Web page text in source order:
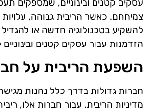
עסקים קטנים ובינוניים, שמספקים
צמיחתם. כאשר הריבית גבוהה,
להשקיע בטכנולוגיה חדשה או
הזדמנות עבור עסקים קטנים
השפעת הריבית על
חברות גדולות בדרך כלל נהנות
מדיניות הריבית. עבור חברות אלו,